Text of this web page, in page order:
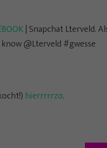
| Snapchat Lterveld.
@Lterveld #gwesse
hierrrrrzo.